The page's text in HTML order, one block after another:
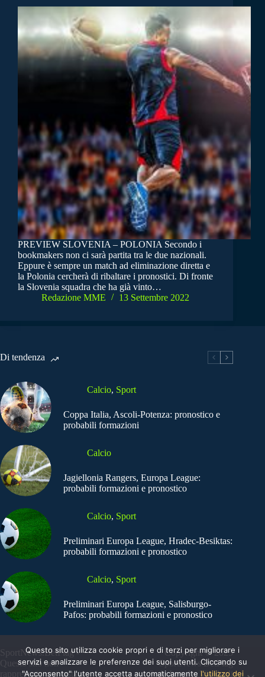
PREVIEW SLOVENIA – POLONIA Secondo i
bookmakers non ci sarà partita tra le due nazionali.
Eppure è sempre un match ad eliminazione diretta e
la Polonia cercherà di ribaltare i pronostici. Di fronte
la Slovenia squadra che ha già vinto…
Redazione MME
13 Settembre 2022
Di tendenza
Calcio, Sport
Coppa Italia, Ascoli-Potenza: pronostico e
probabili formazioni
Calcio
Jagiellonia Rangers, Europa League:
probabili formazioni e pronostico
Calcio, Sport
Preliminari Europa League, Hradec-Besiktas:
probabili formazioni e pronostico
Calcio, Sport
Preliminari Europa League, Salisburgo-
Pafos: probabili formazioni e pronostico
SportNews.BetFlag -
Questo sito non
rappresenta una testata
Copyright © 2025
SportNews BetFlag
Sede Legale: Via degli
Questo sito utilizza cookie propri e di terzi per migliorare i
servizi e analizzare le preferenze dei suoi utenti. Cliccando su
"Acconsento" l'utente accetta automaticamente l'utilizzo dei